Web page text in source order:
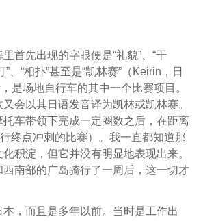
首先出现的字眼便是“礼貌”、“干
”、“相扑”甚至是“凯林赛”（Keirin，日
是场地自行车的其中一个比赛项目。
会以其日语发音译为凯林或凯林赛。
车带领下完成一定圈数之后，在距离
终点冲刺的比赛）。我一直都知道那
积淀，但它并没有明显地表现出来。
南部的广岛骑行了一周后，这一切才
，而且是多年以前。当时是工作出